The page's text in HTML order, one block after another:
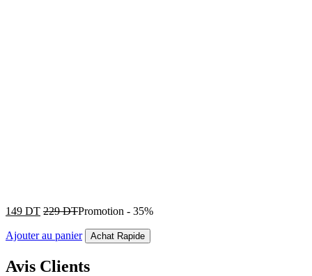
149 DT 229DTPromotion - 35%
Ajouter au panier Achat Rapide
Avis Clients